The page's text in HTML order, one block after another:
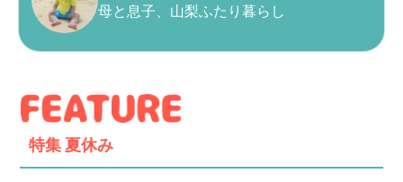
母と息子、山梨ふたり暮らし
特集 夏休み